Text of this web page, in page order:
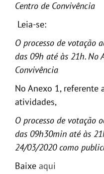
Centro de Convivência
Leia-se:
O processo de votação
das 09h até às 21h. No
Convivência
No Anexo 1, referente
atividades,
O processo de votação
das 09h30min até às
24/03/2020 como
Baixe aqui